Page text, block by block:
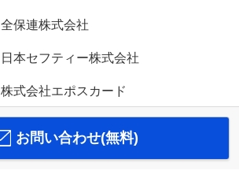
全保連株式会社
日本セフティー株式会社
株式会社エポスカード
お問い合わせ(無料)